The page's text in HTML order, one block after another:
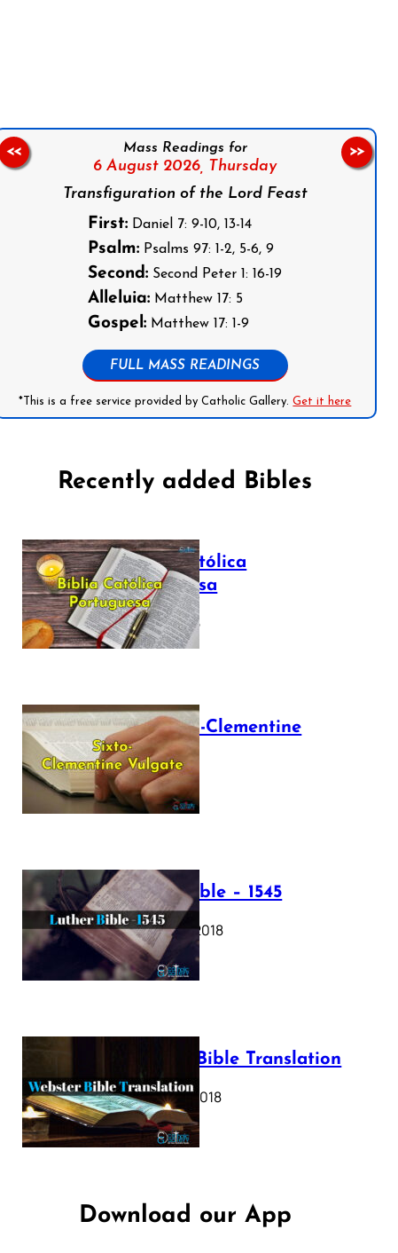
Mass Readings for
6 August 2026, Thursday
Transfiguration of the Lord Feast
First: Daniel 7: 9-10, 13-14
Psalm: Psalms 97: 1-2, 5-6, 9
Second: Second Peter 1: 16-19
Alleluia: Matthew 17: 5
Gospel: Matthew 17: 1-9
FULL MASS READINGS
*This is a free service provided by Catholic Gallery.Get it here
<< >>
Recently added Bibles
Bíblia Católica
Portuguesa
July 16, 2025
The Sixto-Clementine
Vulgate
July 12, 2025
Luther Bible – 1545
October 17, 2018
Webster Bible Translation
October 11, 2018
Download our App